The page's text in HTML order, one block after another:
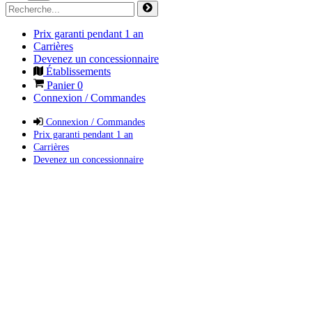
Prix garanti pendant 1 an
Carrières
Devenez un concessionnaire
Établissements
Panier0
Connexion / Commandes
Connexion / Commandes
Prix garanti pendant 1 an
Carrières
Devenez un concessionnaire